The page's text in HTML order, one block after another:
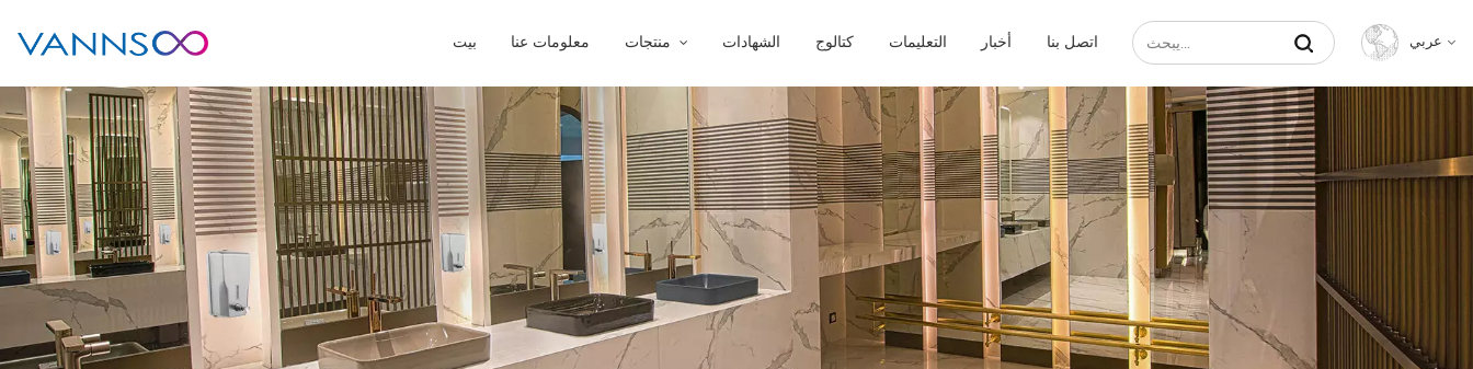
بيت معلومات عنا الشهادات كتالوج التعليمات أخبار اتصل بنا عربي
Français
Español
عربي